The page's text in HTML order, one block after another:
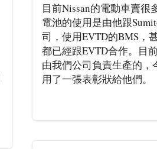
目前Nissan的電動車賣很
電池的使用是由他跟
司，使用EVTD的BMS，
都已經跟EVTD合作。目
由我們公司負責生產的，
用了一張表彰狀給他們。